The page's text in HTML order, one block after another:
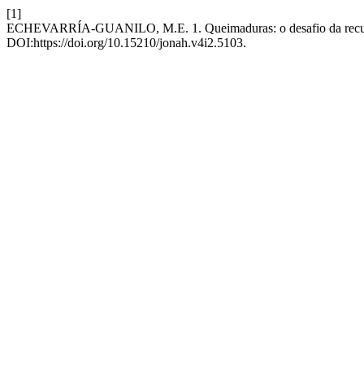
[1]
ECHEVARRÍA-GUANILO, M.E. 1. Queimaduras: o desafio da
DOI:https://doi.org/10.15210/jonah.v4i2.5103.